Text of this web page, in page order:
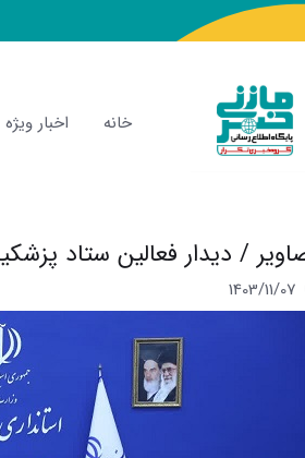
خانه اخبار ویژه
/ دیدار فعالین ستاد
1403/11/07